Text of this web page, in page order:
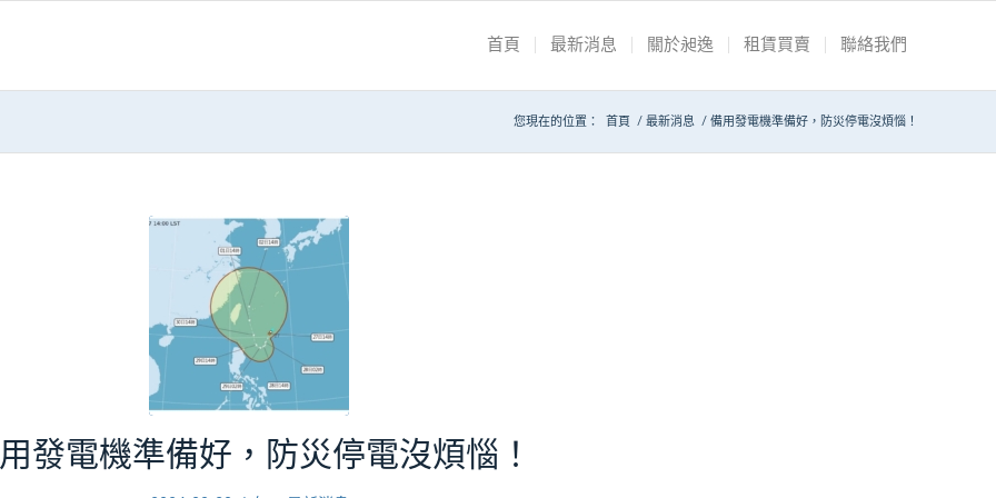
首頁 最新消息 關於昶逸 租賃買賣 聯絡我們
您現在的位置： 首頁 / 最新消息 / 備用發電機準備好，防災停電沒煩惱！
發電機準備好，防災停電沒煩惱！